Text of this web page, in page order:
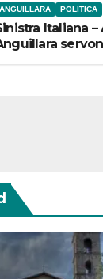
ANGUILLARA POLITICA
Italiana –